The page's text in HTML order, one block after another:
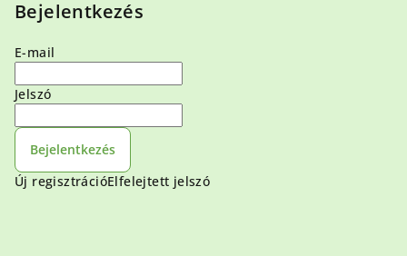
Bejelentkezés
E-mail
Jelszó
Bejelentkezés
Új regisztrációElfelejtett jelszó